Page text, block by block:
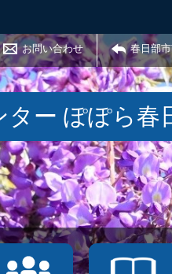
お問い合わせ 春日部
ター ぽぽら春